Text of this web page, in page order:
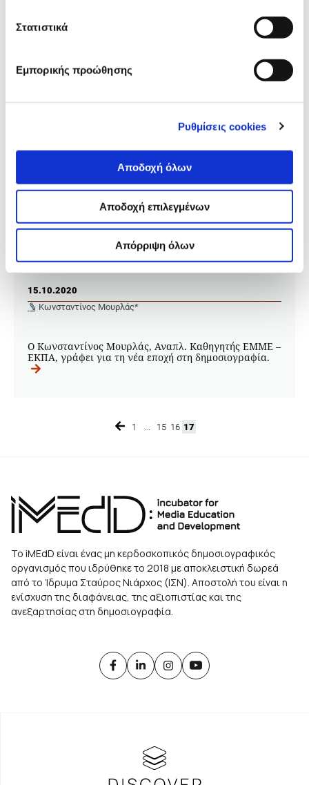
Στατιστικά
Εμπορικής προώθησης
Ρυθμίσεις cookies
Αποδοχή όλων
Αποδοχή επιλεγμένων
Απόρριψη όλων
ΑΝΑΛΥΣΗ ΔΕΔΟΜΕΝΩΝ
Μία συναρπαστική στιγμή για τη
δημοσιογραφία
15.10.2020
Κωνσταντίνος Μουρλάς*
Ο Κωνσταντίνος Μουρλάς, Αναπλ. Καθηγητής ΕΜΜΕ –
ΕΚΠΑ, γράφει για τη νέα εποχή στη δημοσιογραφία.
Page
1 Page
15 Page
16 Page
17
Το iMEdD είναι ένας μη κερδοσκοπικός δημοσιογραφικός
οργανισμός που ιδρύθηκε το 2018 με αποκλειστική δωρεά
από το Ίδρυμα Σταύρος Νιάρχος (ΙΣΝ). Αποστολή του είναι η
ενίσχυση της διαφάνειας, της αξιοπιστίας και της
ανεξαρτησίας στη δημοσιογραφία.